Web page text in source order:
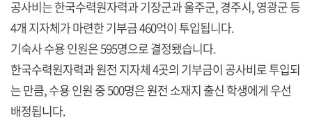
공사비는 한국수력원자력과 기장군과 울주군, 경주시, 영광군 등
4개 지자체가 마련한 기부금 460억이 투입됩니다.
기숙사 수용 인원은 595명으로 결정됐습니다.
한국수력원자력과 원전 지자체 4곳의 기부금이 공사비로 투입되
는 만큼, 수용 인원 중 500명은 원전 소재지 출신 학생에게 우선
배정됩니다.